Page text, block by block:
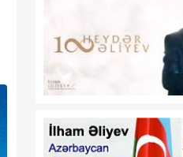
mərhələsini gücləndirir
Astronomlar Günəşin
yaxın məsafədən ən
ediblər